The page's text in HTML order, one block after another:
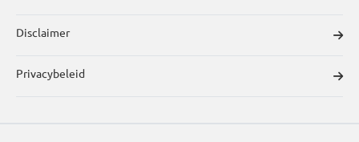
Disclaimer
Privacybeleid